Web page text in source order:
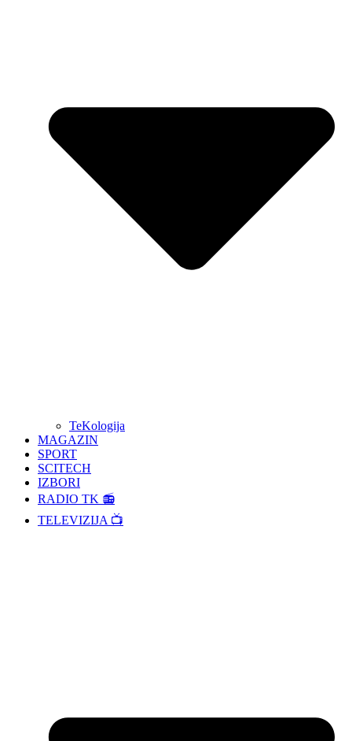
TeKologija
MAGAZIN
SPORT
SCITECH
IZBORI
RADIO TK 📻
TELEVIZIJA 📺